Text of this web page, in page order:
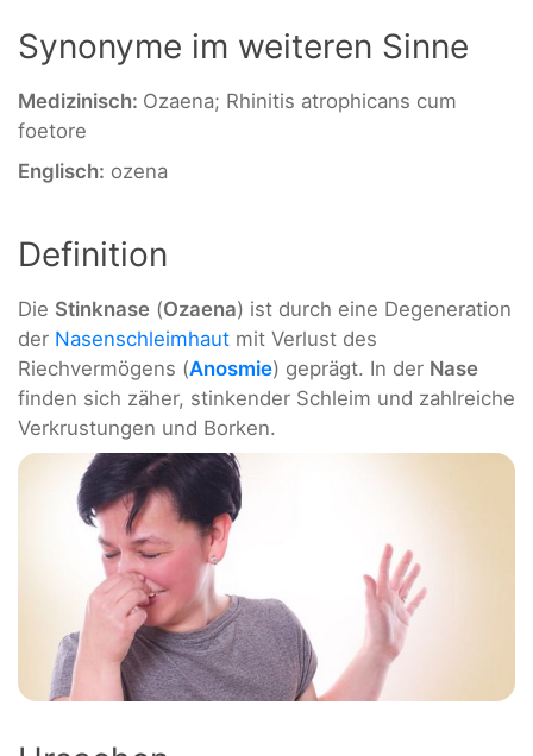
Synonyme im weiteren Sinne
Medizinisch: Ozaena; Rhinitis atrophicans cum
foetore
Englisch: ozena
Definition
Die Stinknase (Ozaena) ist durch eine Degeneration
der Nasenschleimhaut mit Verlust des
Riechvermögens (Anosmie) geprägt. In der Nase
finden sich zäher, stinkender Schleim und zahlreiche
Verkrustungen und Borken.